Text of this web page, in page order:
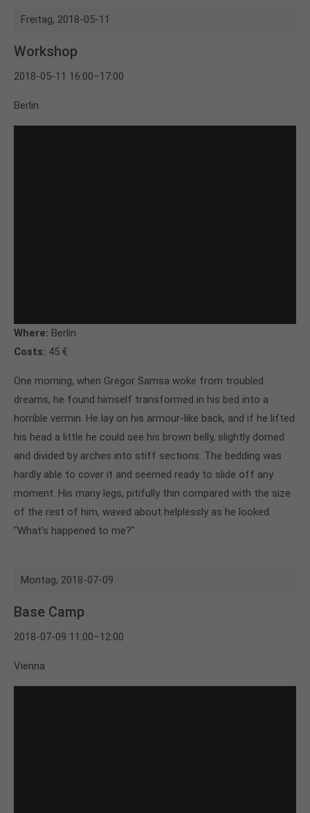
Freitag, 2018-05-11
Workshop
2018-05-11 16:00–17:00
Berlin
Where: Berlin
Costs: 45 €
One morning, when Gregor Samsa woke from troubled
dreams, he found himself transformed in his bed into a
horrible vermin. He lay on his armour-like back, and if he lifted
his head a little he could see his brown belly, slightly domed
and divided by arches into stiff sections. The bedding was
hardly able to cover it and seemed ready to slide off any
moment. His many legs, pitifully thin compared with the size
of the rest of him, waved about helplessly as he looked.
"What's happened to me?"
Montag, 2018-07-09
Base Camp
2018-07-09 11:00–12:00
Vienna